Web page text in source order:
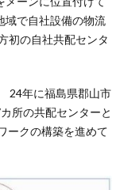
域で自社設備の物流
初の自社共配センタ
24年に福島県郡山市
所の共配センターと
ークの構築を進めて